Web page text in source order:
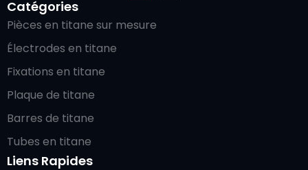
Catégories
Pièces en titane sur mesure
Électrodes en titane
Fixations en titane
Plaque de titane
Barres de titane
Tubes en titane
Liens Rapides